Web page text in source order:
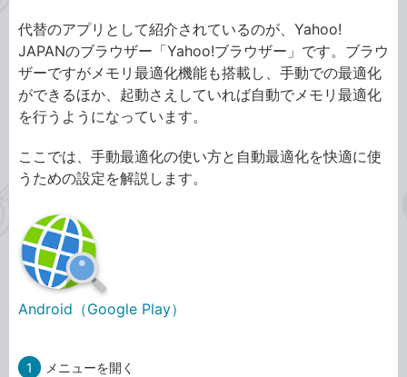
代替のアプリとして紹介されているのが、Yahoo!
JAPANのブラウザー「Yahoo!ブラウザー」です。ブラウ
ザーですがメモリ最適化機能も搭載し、手動での最適化
ができるほか、起動さえしていれば自動でメモリ最適化
を行うようになっています。
ここでは、手動最適化の使い方と自動最適化を快適に使
うための設定を解説します。
Android（Google Play）
1 メニューを開く